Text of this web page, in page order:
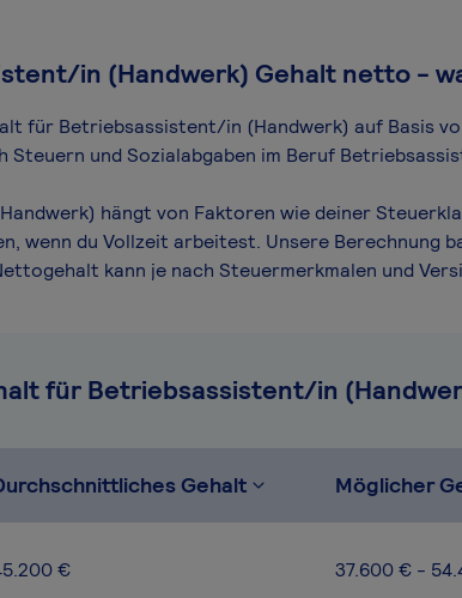
in (Handwerk) Gehalt netto -
für Betriebsassistent/in (Handwerk) auf Basis
Steuern und Sozialabgaben im Beruf
hängt von Faktoren wie deiner
wenn du Vollzeit arbeitest. Unsere Berechnung
kann je nach Steuermerkmalen und
für Betriebsassistent/in
Gehalt Möglicher
€ 37.600 € -